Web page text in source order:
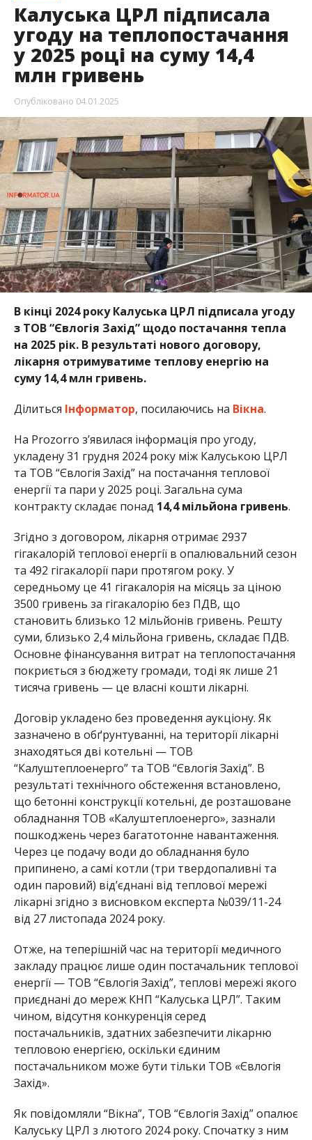
Калуська ЦРЛ підписала
угоду на теплопостачання
у 2025 році на суму 14,4
млн гривень
Опубліковано 04.01.2025
В кінці 2024 року Калуська ЦРЛ підписала угоду
з ТОВ “Євлогія Захід” щодо постачання тепла
на 2025 рік. В результаті нового договору,
лікарня отримуватиме теплову енергію на
суму 14,4 млн гривень.
Ділиться Інформатор, посилаючись на Вікна.
На Prozorro з’явилася інформація про угоду,
укладену 31 грудня 2024 року між Калуською ЦРЛ
та ТОВ “Євлогія Захід” на постачання теплової
енергії та пари у 2025 році. Загальна сума
контракту складає понад 14,4 мільйона гривень.
Згідно з договором, лікарня отримає 2937
гігакалорій теплової енергії в опалювальний сезон
та 492 гігакалорії пари протягом року. У
середньому це 41 гігакалорія на місяць за ціною
3500 гривень за гігакалорію без ПДВ, що
становить близько 12 мільйонів гривень. Решту
суми, близько 2,4 мільйона гривень, складає ПДВ.
Основне фінансування витрат на теплопостачання
покриється з бюджету громади, тоді як лише 21
тисяча гривень — це власні кошти лікарні.
Договір укладено без проведення аукціону. Як
зазначено в обґрунтуванні, на території лікарні
знаходяться дві котельні — ТОВ
“Калуштеплоенерго” та ТОВ “Євлогія Захід”. В
результаті технічного обстеження встановлено,
що бетонні конструкції котельні, де розташоване
обладнання ТОВ «Калуштеплоенерго», зазнали
пошкоджень через багатотонне навантаження.
Через це подачу води до обладнання було
припинено, а самі котли (три твердопаливні та
один паровий) від’єднані від теплової мережі
лікарні згідно з висновком експерта №039/11-24
від 27 листопада 2024 року.
Отже, на теперішній час на території медичного
закладу працює лише один постачальник теплової
енергії — ТОВ “Євлогія Захід”, теплові мережі якого
приєднані до мереж КНП “Калуська ЦРЛ”. Таким
чином, відсутня конкуренція серед
постачальників, здатних забезпечити лікарню
тепловою енергією, оскільки єдиним
постачальником може бути тільки ТОВ «Євлогія
Захід».
Як повідомляли “Вікна”, ТОВ “Євлогія Захід” опалює
Калуську ЦРЛ з лютого 2024 року. Спочатку з ним